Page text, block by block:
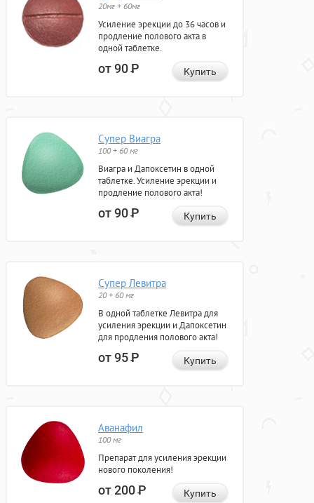
20мг + 60мг
Усиление эрекции до 36 часов и
продление полового акта в
одной таблетке.
от 90Р Купить
Супер Виагра
100 + 60 мг
Виагра и Дапоксетин в одной
таблетке. Усиление эрекции и
продление полового акта!
от 90Р Купить
Супер Левитра
20 + 60 мг
В одной таблетке Левитра для
усиления эрекции и Дапоксетин
для продления полового акта!
от 95Р Купить
Аванафил
100 мг
Препарат для усиления эрекции
нового поколения!
от 200Р Купить